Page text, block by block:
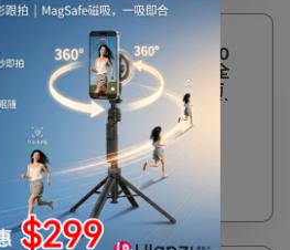
SJCAM 運動相機C300
| 電單車記錄器360度全
景 | 4K高清攝影機 | 防
手震水下攝錄相機 - 續航
版黑色
$1,088$1,398